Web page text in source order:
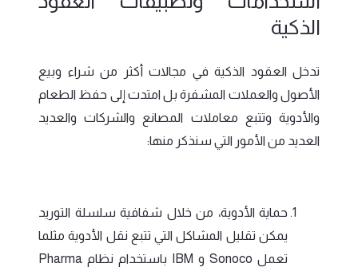
الذكية
تدخل العقود الذكية في مجالات أكثر من شراء وبيع
الأصول والعملات المشفرة بل امتدت إلى حفظ الطعام
والأدوية وتتبع معاملات المصانع والشركات والعديد
العديد من الأمور التي سنذكر منها:
حماية الأدوية، من خلال شفافية سلسلة التوريد
يمكن تقليل المشاكل التي تتبع نقل الأدوية مثلما
تعمل Sonoco و IBM باستخدام نظام Pharma